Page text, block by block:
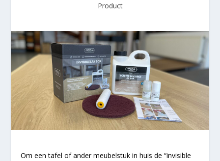
Product
Om een tafel of ander meubelstuk in huis de “invisible